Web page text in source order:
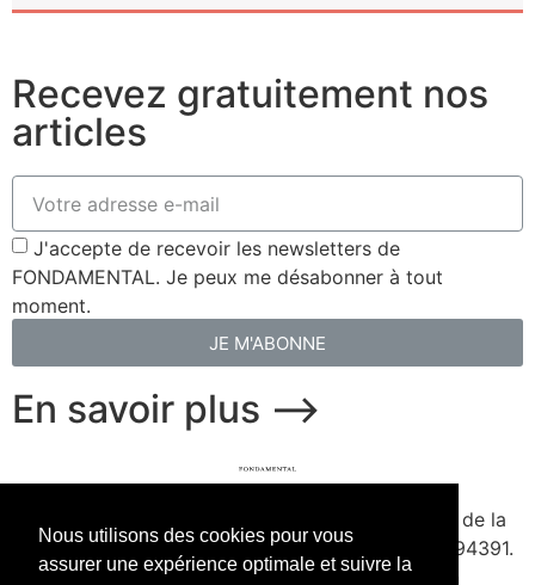
Nous utilisons des cookies pour vous
assurer une expérience optimale et suivre la
Recevez gratuitement nos
articles
J'accepte de recevoir les newsletters de
FONDAMENTAL. Je peux me désabonner à tout
moment.
JE M'ABONNE
En savoir plus ⟶
Fondé en 2020. Édité par Presse de la
Forge & Delescluze SAS.Agrément CPPAP
1127Y94391.
Membre du SPIIL. Signataire de la Charte pour un